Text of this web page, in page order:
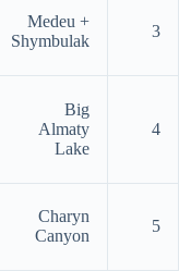
3
Medeu +
Shymbulak
4
Big
Almaty
Lake
5
Charyn
Canyon